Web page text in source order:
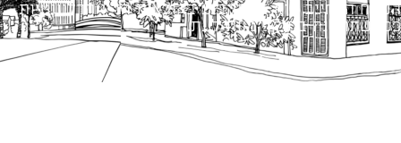
הנוסח המחייב הוא זה הקבוע בהוראות הדין הרלוונטיות
כפי שתהיינה בתוקף מעת לעת.